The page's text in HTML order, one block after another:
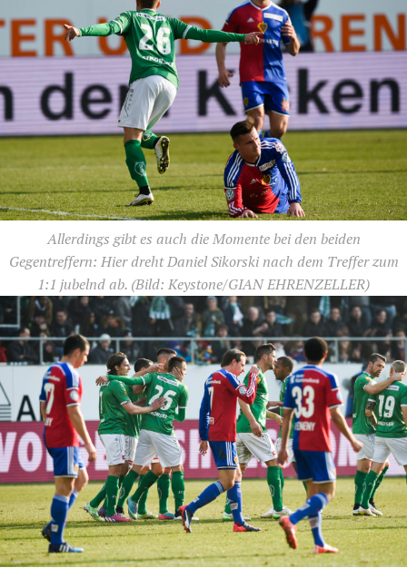
Allerdings gibt es auch die Momente bei den beiden
Gegentreffern: Hier dreht Daniel Sikorski nach dem Treffer zum
1:1 jubelnd ab. (Bild: Keystone/GIAN EHRENZELLER)